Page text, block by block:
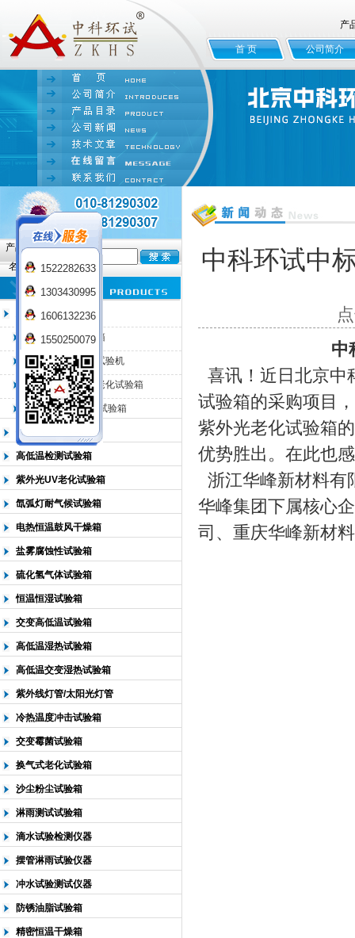
北京中科环试仪器有限公司
产
首 页 公司简介
产品
名:
臭氧老化试验箱
QL-100臭氧老化箱
QL-225臭氧老化试验机
QL-500动态臭氧老化试验箱
QL-0*型臭氧老化试验箱
低温恒温试验箱
高低温检测试验箱
紫外光UV老化试验箱
氙弧灯耐气候试验箱
电热恒温鼓风干燥箱
盐雾腐蚀性试验箱
硫化氢气体试验箱
恒温恒湿试验箱
交变高低温试验箱
高低温湿热试验箱
高低温交变湿热试验箱
紫外线灯管/太阳光灯管
冷热温度冲击试验箱
交变霉菌试验箱
换气式老化试验箱
沙尘粉尘试验箱
淋雨测试试验箱
滴水试验检测仪器
摆管淋雨试验仪器
冲水试验测试仪器
防锈油脂试验箱
精密恒温干燥箱
中科环试中
中
喜讯！近日北京中
试验箱的采购项目
紫外光老化试验箱
优势胜出。在此也
浙江华峰新材料有
华峰集团下属核心
司、重庆华峰新材
1522282633
1303430995
1606132236
1550250079